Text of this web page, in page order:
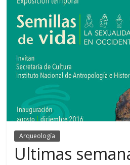
Arqueología
Ultimas